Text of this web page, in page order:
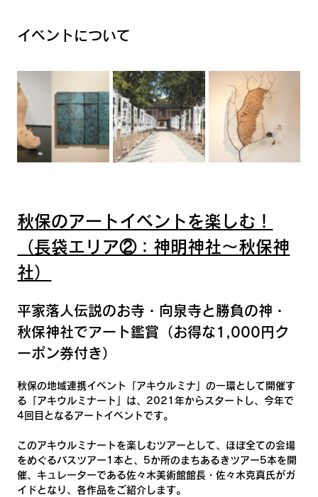
イベントについて
秋保のアートイベントを楽しむ！
（長袋エリア②：神明神社～秋保神
社）
平家落人伝説のお寺・向泉寺と勝負の神・
秋保神社でアート鑑賞（お得な1,000円ク
ーポン券付き）
秋保の地域連携イベント「アキウルミナ」の一環として開催す
る「アキウルミナート」は、2021年からスタートし、今年で
4回目となるアートイベントです。
このアキウルミナートを楽しむツアーとして、ほぼ全ての会場
をめぐるバスツアー1本と、5か所のまちあるきツアー5本を開
催、キュレーターである佐々木美術館館長・佐々木克真氏がガ
イドとなり、各作品をご紹介します。